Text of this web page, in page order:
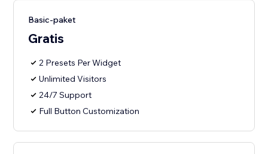
Basic-paket
Gratis
2 Presets Per Widget
Unlimited Visitors
24/7 Support
Full Button Customization